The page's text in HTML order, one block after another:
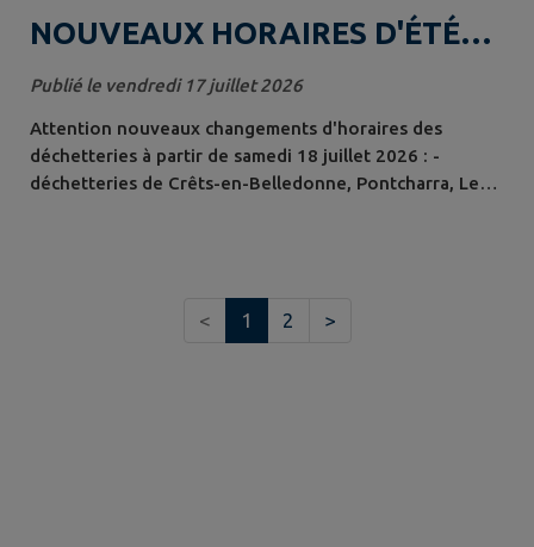
NOUVEAUX HORAIRES D'ÉTÉ
DÉCHETTERIES DÈS LE SAMEDI
18 JUILLET 2026
Publié le vendredi 17 juillet 2026
Attention nouveaux changements d'horaires des
déchetteries à partir de samedi 18 juillet 2026 : -
déchetteries de Crêts-en-Belledonne, Pontcharra, Le
17h45 Avant votre déplacement, n'hésitez...
< 1 2 >